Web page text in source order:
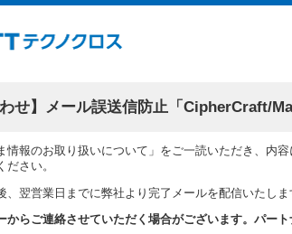
わせ】メール誤送信防止「CipherCraft/
情報のお取り扱いについて」をご一読いただき、内
ださい。
、翌営業日までに弊社より完了メールを配信いたしま
からご連絡させていただく場合がございます。パート